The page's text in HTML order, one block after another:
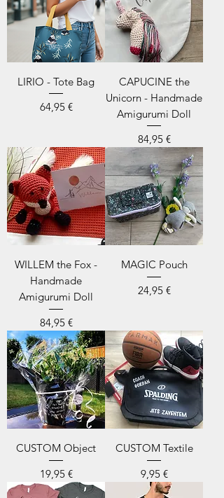
LIRIO - Tote Bag
Prix
64,95 €
CAPUCINE the
Unicorn - Handmade
Amigurumi Doll
Prix
84,95 €
WILLEM the Fox -
Handmade
Amigurumi Doll
Prix
84,95 €
MAGIC Pouch
Prix
24,95 €
CUSTOM Object
Prix
19,95 €
CUSTOM Textile
Prix
9,95 €